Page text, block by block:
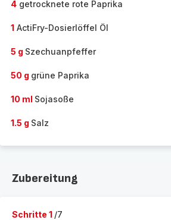
4 getrocknete rote Paprika
1 ActiFry-Dosierlöffel Öl
5 g Szechuanpfeffer
50 g grüne Paprika
10 ml Sojasoße
1.5 g Salz
Zubereitung
Schritte 1 /7